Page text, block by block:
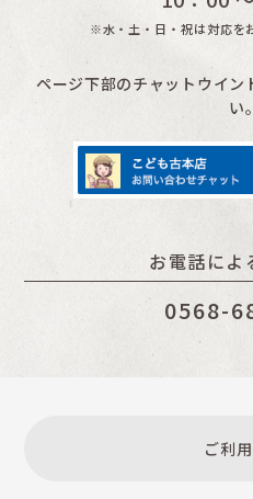
※水・土・日・祝は対応を
ページ下部のチャットウイ
い。
お電話によ
0568-
ご利